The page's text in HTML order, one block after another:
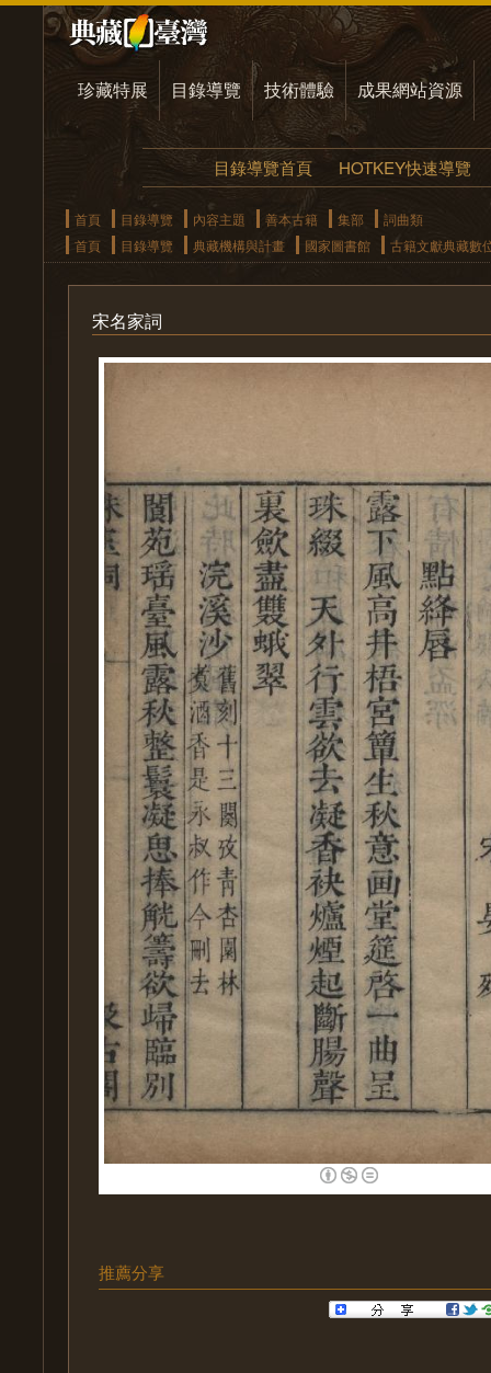
珍藏特展 目錄導覽 技術體驗 成果網站資源
目錄導覽首頁 HOTKEY快速導覽
首頁 目錄導覽 內容主題 善本古籍 集部
詞曲類
首頁
目錄導覽 典藏機構與計畫 國家圖書館 古籍文獻典藏數
宋名家詞
推薦分享